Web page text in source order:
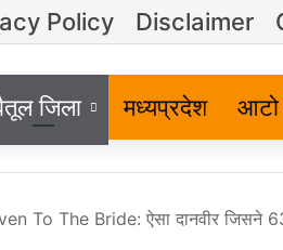
Policy Disclaimer
जिला मध्यप्रदेश
To The Bride: ऐसा दानवीर जिसने